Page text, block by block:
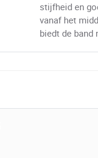
stijfheid en
vanaf het
biedt de band